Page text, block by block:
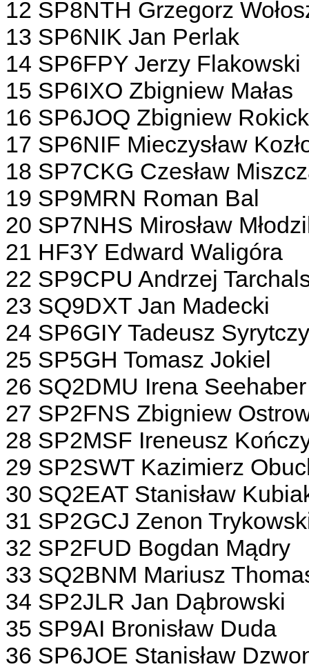
12 SP8NTH Grzegorz
13 SP6NIK Jan Perlak
14 SP6FPY Jerzy Flakowski
15 SP6IXO Zbigniew Małas
16 SP6JOQ Zbigniew
17 SP6NIF Mieczysław
18 SP7CKG Czesław
19 SP9MRN Roman Bal
20 SP7NHS Mirosław
21 HF3Y Edward Waligóra
22 SP9CPU Andrzej
23 SQ9DXT Jan Madecki
24 SP6GIY Tadeusz
25 SP5GH Tomasz Jokiel
26 SQ2DMU Irena Seehaber
27 SP2FNS Zbigniew
28 SP2MSF Ireneusz
29 SP2SWT Kazimierz
30 SQ2EAT Stanisław
31 SP2GCJ Zenon
32 SP2FUD Bogdan Mądry
33 SQ2BNM Mariusz
34 SP2JLR Jan Dąbrowski
35 SP9AI Bronisław Duda
36 SP6JOE Stanisław